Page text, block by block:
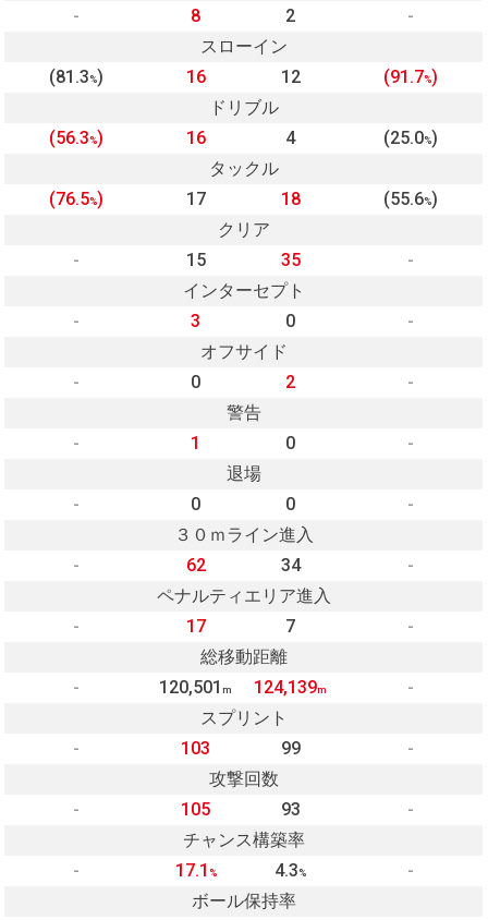
- 8 2
-
スローイン
(81.3%) 16 12 (91.7%)
ドリブル
(56.3%) 16 4 (25.0%)
タックル
(76.5%) 17 18 (55.6%)
クリア
-
15 35
-
インターセプト
-
3 0
-
オフサイド
-
0 2
-
警告
-
1 0
-
退場
-
0 0
-
３０ｍライン進入
-
62 34
-
ペナルティエリア進入
-
17 7
-
総移動距離
-
120,501m 124,139m
-
スプリント
-
103 99
-
攻撃回数
-
105 93
-
チャンス構築率
-
17.1 % 4.3%
-
ボール保持率